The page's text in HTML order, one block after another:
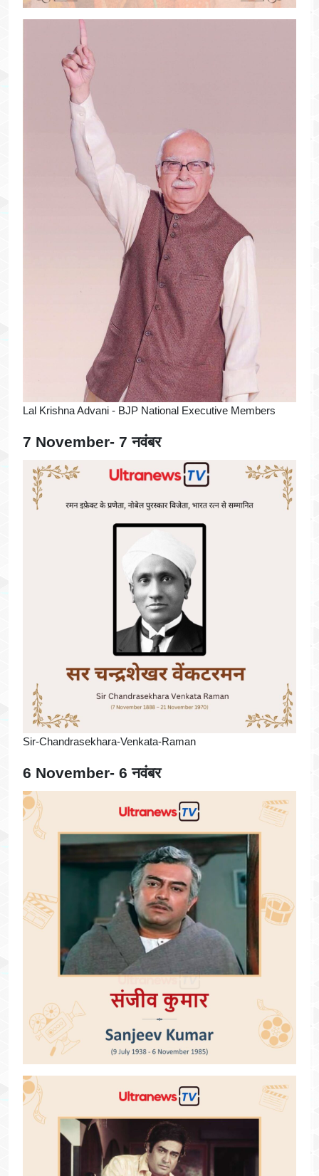
Lal Krishna Advani - BJP National Executive Members
7 November- 7 नवंबर
Sir-Chandrasekhara-Venkata-Raman
6 November- 6 नवंबर